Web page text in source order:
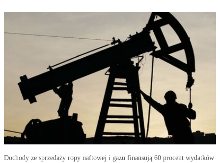
Dochody ze sprzedaży ropy naftowej i gazu finansują 60 procent wydatków